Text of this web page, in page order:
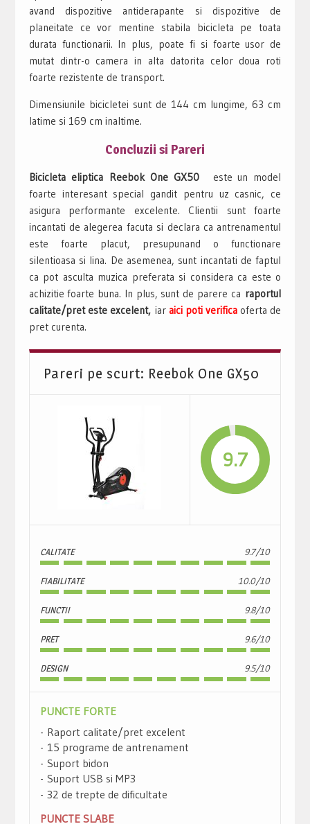
avand dispozitive antiderapante si dispozitive de
planeitate ce vor mentine stabila bicicleta pe toata
durata functionarii. In plus, poate fi si foarte usor de
mutat dintr-o camera in alta datorita celor doua roti
foarte rezistente de transport.
Dimensiunile bicicletei sunt de 144 cm lungime, 63 cm
latime si 169 cm inaltime.
Concluzii si Pareri
Bicicleta eliptica Reebok One GX50 este un model
foarte interesant special gandit pentru uz casnic, ce
asigura performante excelente. Clientii sunt foarte
incantati de alegerea facuta si declara ca antrenamentul
este foarte placut, presupunand o functionare
silentioasa si lina. De asemenea, sunt incantati de faptul
ca pot asculta muzica preferata si considera ca este o
achizitie foarte buna. In plus, sunt de parere ca raportul
calitate/pret este excelent, iaraici poti verifica oferta de
pret curenta.
Pareri pe scurt: Reebok One GX50
9.7
CALITATE 9.7/10
FIABILITATE 10.0/10
FUNCTII 9.8/10
PRET 9.6/10
DESIGN 9.5/10
PUNCTE FORTE
Raport calitate/pret excelent
15 programe de antrenament
Suport bidon
Suport USB si MP3
32 de trepte de dificultate
PUNCTE SLABE